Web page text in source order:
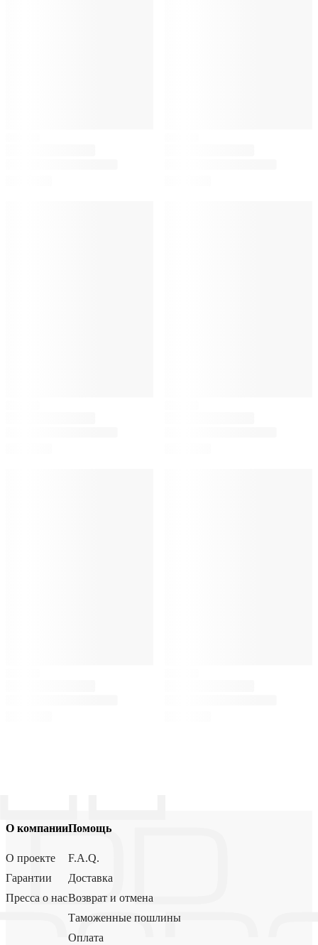
О компании
О проекте
Гарантии
Пресса о нас
Помощь
F.A.Q.
Доставка
Возврат и отмена
Таможенные пошлины
Оплата